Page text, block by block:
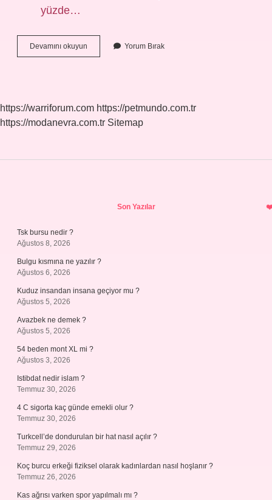
yüzde…
Devamını okuyun
Ne
Yorum Bırak
https://warriforum.com https://petmundo.com.tr
https://modanevra.com.tr Sitemap
Son Yazılar
Tsk bursu nedir ?
Ağustos 8, 2026
Bulgu kısmına ne yazılır ?
Ağustos 6, 2026
Kuduz insandan insana geçiyor mu ?
Ağustos 5, 2026
Avazbek ne demek ?
Ağustos 5, 2026
54 beden mont XL mi ?
Ağustos 3, 2026
Istibdat nedir islam ?
Temmuz 30, 2026
4 C sigorta kaç günde emekli olur ?
Temmuz 30, 2026
Turkcell’de dondurulan bir hat nasıl açılır ?
Temmuz 29, 2026
Koç burcu erkeği fiziksel olarak kadınlardan nasıl hoşlanır ?
Temmuz 26, 2026
Kas ağrısı varken spor yapılmalı mı ?